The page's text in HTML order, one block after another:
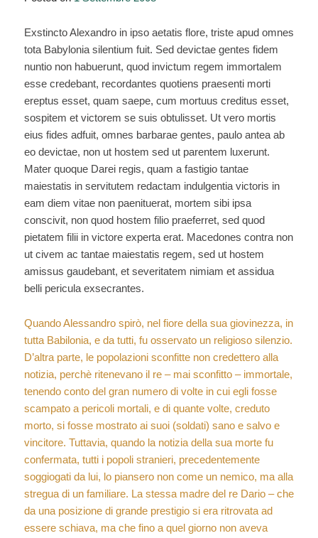
Exstincto Alexandro in ipso aetatis flore, triste apud omnes
tota Babylonia silentium fuit. Sed devictae gentes fidem
nuntio non habuerunt, quod invictum regem immortalem
esse credebant, recordantes quotiens praesenti morti
ereptus esset, quam saepe, cum mortuus creditus esset,
sospitem et victorem se suis obtulisset. Ut vero mortis
eius fides adfuit, omnes barbarae gentes, paulo antea ab
eo devictae, non ut hostem sed ut parentem luxerunt.
Mater quoque Darei regis, quam a fastigio tantae
maiestatis in servitutem redactam indulgentia victoris in
eam diem vitae non paenituerat, mortem sibi ipsa
conscivit, non quod hostem filio praeferret, sed quod
pietatem filii in victore experta erat. Macedones contra non
ut civem ac tantae maiestatis regem, sed ut hostem
amissus gaudebant, et severitatem nimiam et assidua
belli pericula exsecrantes.
Quando Alessandro spirò, nel fiore della sua giovinezza, in
tutta Babilonia, e da tutti, fu osservato un religioso silenzio.
D’altra parte, le popolazioni sconfitte non credettero alla
notizia, perchè ritenevano il re – mai sconfitto – immortale,
tenendo conto del gran numero di volte in cui egli fosse
scampato a pericoli mortali, e di quante volte, creduto
morto, si fosse mostrato ai suoi (soldati) sano e salvo e
vincitore. Tuttavia, quando la notizia della sua morte fu
confermata, tutti i popoli stranieri, precedentemente
soggiogati da lui, lo piansero non come un nemico, ma alla
stregua di un familiare. La stessa madre del re Dario – che
da una posizione di grande prestigio si era ritrovata ad
essere schiava, ma che fino a quel giorno non aveva